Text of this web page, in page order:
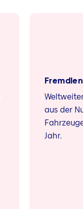
aus der
Jahr.